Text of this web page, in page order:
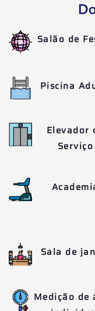
Salão de
Piscina
Elevador
Serviço
Sala de
Medição de